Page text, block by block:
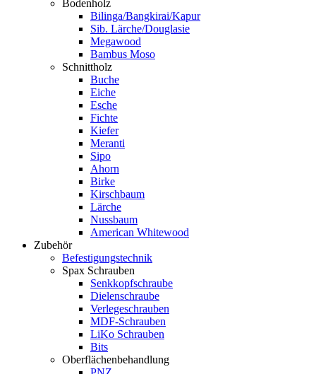
Bodenholz
Bilinga/Bangkirai/Kapur
Sib. Lärche/Douglasie
Megawood
Bambus Moso
Schnittholz
Buche
Eiche
Esche
Fichte
Kiefer
Meranti
Sipo
Ahorn
Birke
Kirschbaum
Lärche
Nussbaum
American Whitewood
Zubehör
Befestigungstechnik
Spax Schrauben
Senkkopfschraube
Dielenschraube
Verlegeschrauben
MDF-Schrauben
LiKo Schrauben
Bits
Oberflächenbehandlung